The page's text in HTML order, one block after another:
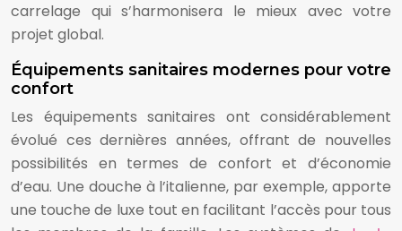
carrelage qui s’harmonisera le mieux avec votre
projet global.
Équipements sanitaires modernes pour votre
confort
Les équipements sanitaires ont considérablement
évolué ces dernières années, offrant de nouvelles
possibilités en termes de confort et d’économie
d’eau. Une douche à l’italienne, par exemple, apporte
une touche de luxe tout en facilitant l’accès pour tous